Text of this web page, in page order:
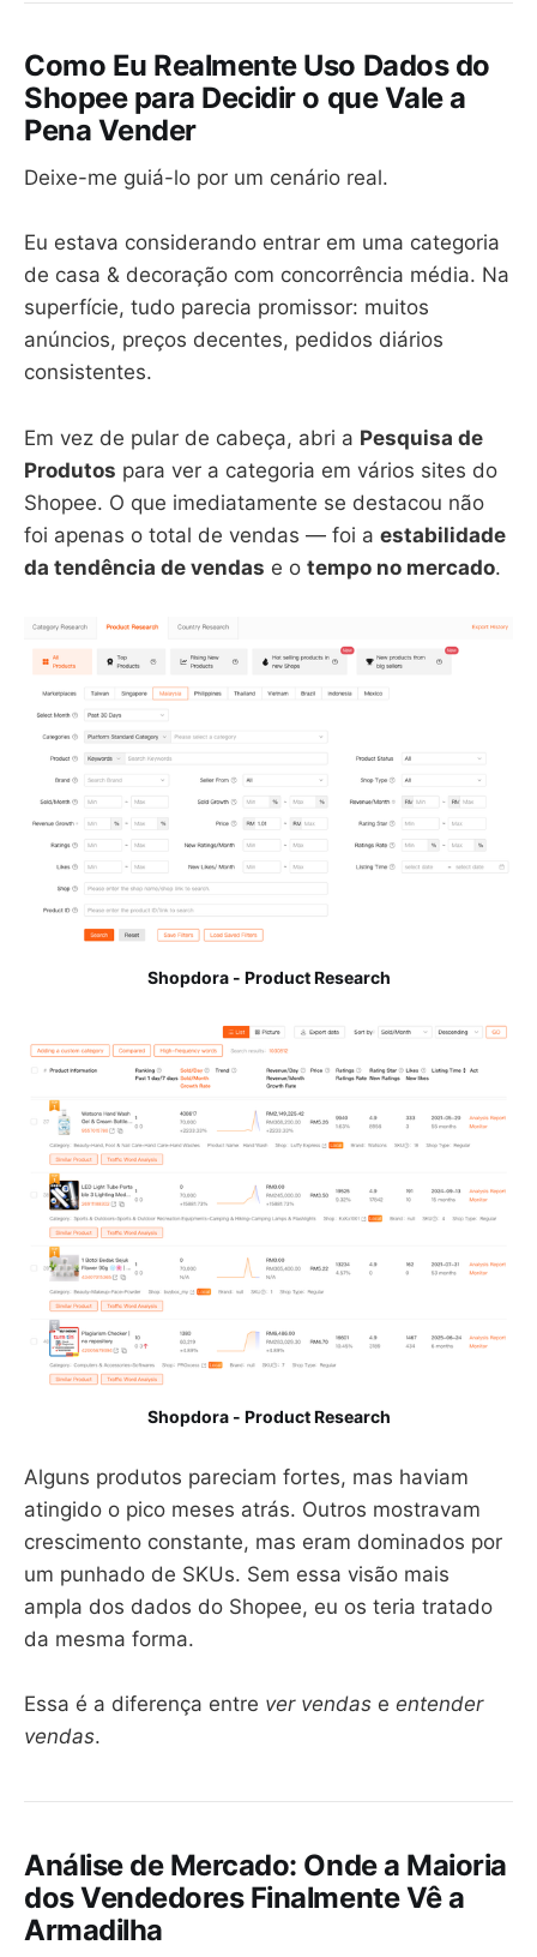
Como Eu Realmente Uso Dados do
Shopee para Decidir o que Vale a
Pena Vender
Deixe-me guiá-lo por um cenário real.
Eu estava considerando entrar em uma categoria
de casa & decoração com concorrência média. Na
superfície, tudo parecia promissor: muitos
anúncios, preços decentes, pedidos diários
consistentes.
Em vez de pular de cabeça, abri a Pesquisa de
Produtos para ver a categoria em vários sites do
Shopee. O que imediatamente se destacou não
foi apenas o total de vendas — foi a estabilidade
da tendência de vendas e o tempo no mercado.
Shopdora - Product Research
Shopdora - Product Research
Alguns produtos pareciam fortes, mas haviam
atingido o pico meses atrás. Outros mostravam
crescimento constante, mas eram dominados por
um punhado de SKUs. Sem essa visão mais
ampla dos dados do Shopee, eu os teria tratado
da mesma forma.
Essa é a diferença entre ver vendas e entender
vendas.
Análise de Mercado: Onde a Maioria
dos Vendedores Finalmente Vê a
Armadilha